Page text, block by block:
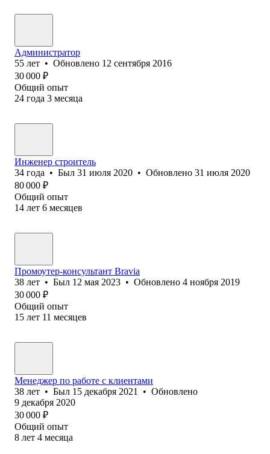
Администратор
55 лет • Обновлено 12 сентября 2016
30 000 ₽
Общий опыт
24 года 3 месяца
Инженер строитель
34 года • Был 31 июля 2020 • Обновлено 31 июля 2020
80 000 ₽
Общий опыт
14 лет 6 месяцев
Промоутер-консультант Bravia
38 лет • Был 12 мая 2023 • Обновлено 4 ноября 2019
30 000 ₽
Общий опыт
15 лет 11 месяцев
Менеджер по работе с клиентами
38 лет • Был 15 декабря 2021 • Обновлено
9 декабря 2020
30 000 ₽
Общий опыт
8 лет 4 месяца